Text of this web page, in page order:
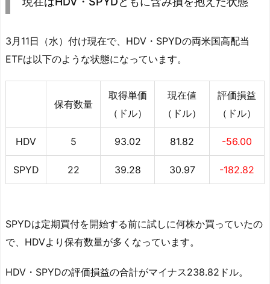
3月11日（水）付け現在で、HDV・SPYDの両米国高配当
ETFは以下のような状態になっています。
保有数量
取得単価
（ドル）
現在値
（ドル）
評価損益
（ドル）
HDV 5 93.02 81.82 -56.00
SPYD 22 39.28 30.97 -182.82
SPYDは定期買付を開始する前に試しに何株か買っていたの
で、HDVより保有数量が多くなっています。
HDV・SPYDの評価損益の合計がマイナス238.82ドル。